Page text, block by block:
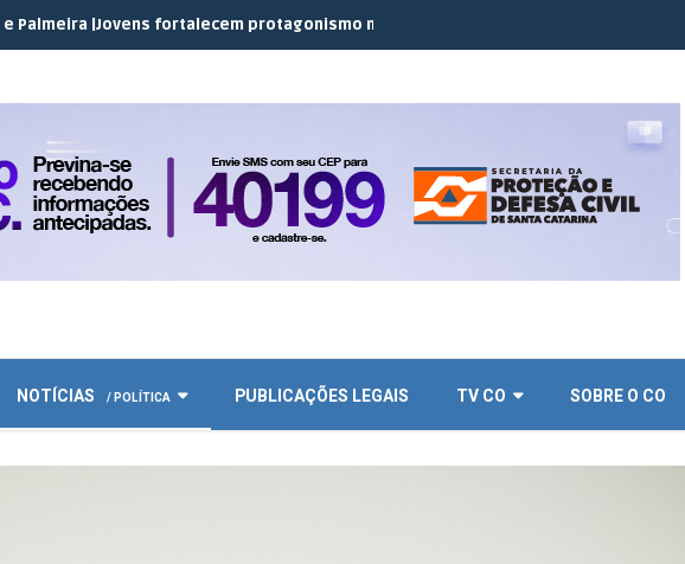
Jovens fortalecem protagonismo no campo em encontro do JEC Copercampos |
NOTÍCIAS / POLÍTICA PUBLICAÇÕES LEGAIS TV CO SOBRE O CO